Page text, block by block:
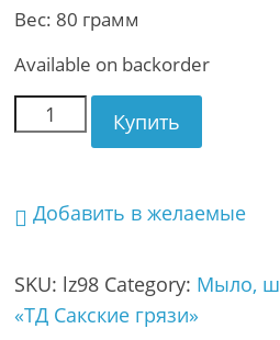
Вес: 80 грамм
Available on backorder
Купить
Добавить в желаемые
SKU: lz98 Category: Мыло,
«ТД Сакские грязи»